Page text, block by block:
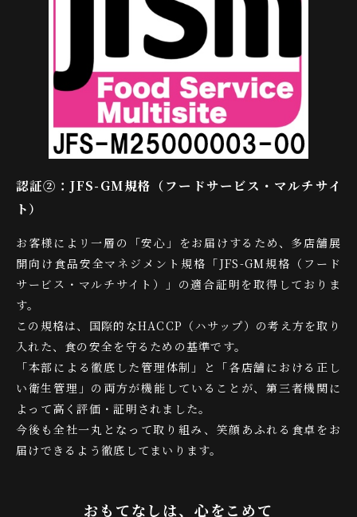
認証②：JFS-GM規格（フードサービス・マルチサイ
ト）
お客様によリ一層の「安心」をお届けするため、多店舗展
開向け食品安全マネジメント規格「JFS-GM規格（フード
サービス・マルチサイト）」の適合証明を取得しておりま
す。
この規格は、国際的なHACCP（ハサップ）の考え方を取り
入れた、食の安全を守るための基準です。
「本部による徹底した管理体制」と「各店舗における正し
い衛生管理」の両方が機能していることが、第三者機関に
よって高く評価・証明されました。
今後も全社一丸となって取り組み、笑顔あふれる食卓をお
届けできるよう徹底してまいります。
おもてなしは、心をこめて